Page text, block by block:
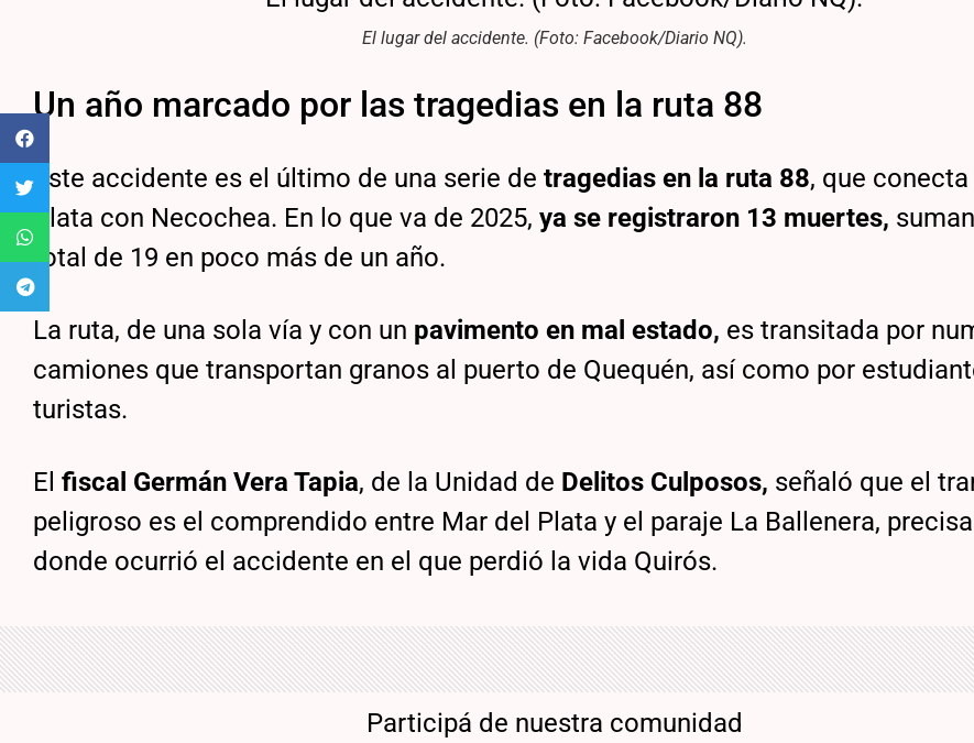
El lugar del accidente. (Foto: Facebook/Diario NQ).
Un año marcado por las tragedias en la ruta 88
Este accidente es el último de una serie detragedias en la ruta 88, que conecta
Plata con Necochea. En lo que va de 2025, ya se registraron 13 muertes,
total de 19 en poco más de un año.
La ruta, de una sola vía y con un pavimento en mal estado, es transitada por
camiones que transportan granos al puerto de Quequén, así como por
turistas.
Elfiscal Germán Vera Tapia, de la Unidad de Delitos Culposos, señaló que el
peligroso es el comprendido entre Mar del Plata y el paraje La Ballenera,
donde ocurrió el accidente en el que perdió la vida Quirós.
Participá de nuestra comunidad